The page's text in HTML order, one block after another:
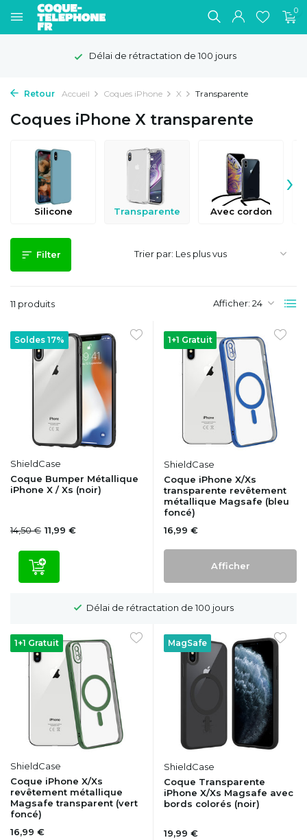
0
Délai de rétractation de 100 jours
Retour Accueil Coques iPhone X Transparente
Coques iPhone X transparente
Silicone Transparente Avec cordon
›
Filter
11 produits Afficher:
Trier par:
Soldes 17%
ShieldCase
Coque Bumper Métallique
iPhone X / Xs (noir)
14,50 € 11,99 €
1+1 Gratuit
ShieldCase
Coque iPhone X/Xs
transparente revêtement
métallique Magsafe (bleu
foncé)
16,99 €
Afficher
Délai de rétractation de 100 jours
1+1 Gratuit
ShieldCase
Coque iPhone X/Xs
revêtement métallique
Magsafe transparent (vert
foncé)
16,99 €
MagSafe
ShieldCase
Coque Transparente
iPhone X/Xs Magsafe avec
bords colorés (noir)
19,99 €